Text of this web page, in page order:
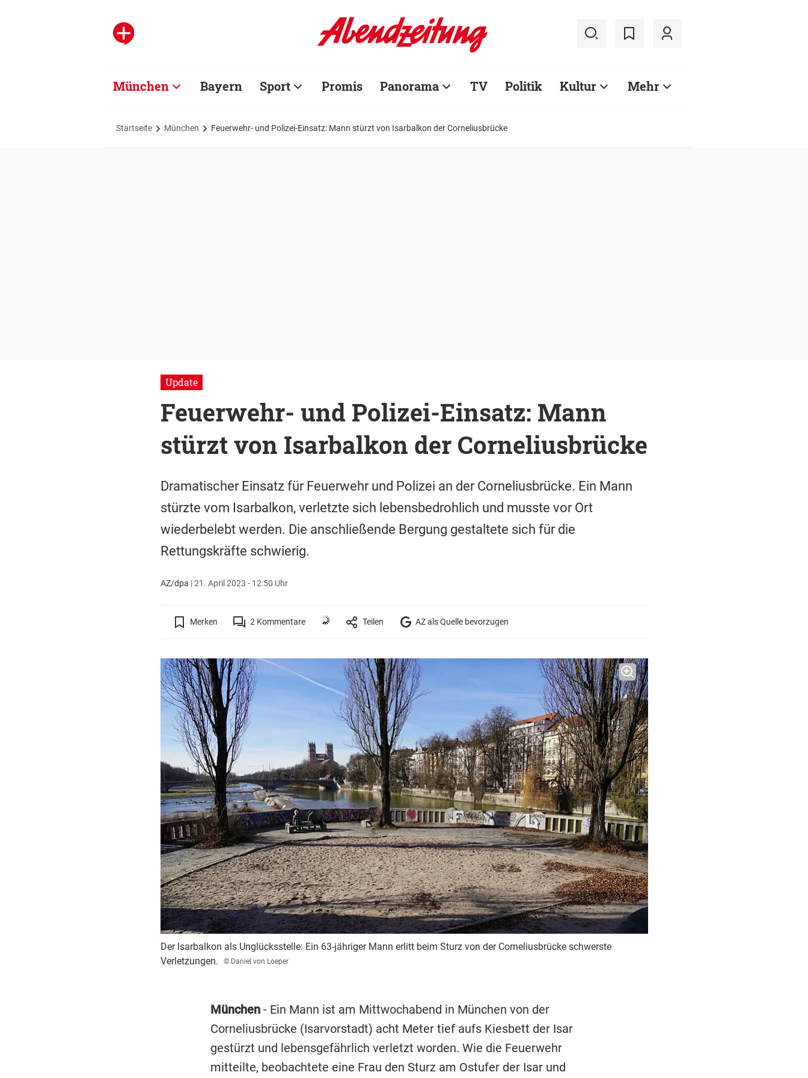
München Bayern Sport Promis Panorama TV Politik Kultur Mehr
Startseite München Feuerwehr- und Polizei-Einsatz: Mann stürzt von Isarbalkon der Corneliusbrücke
Update
Feuerwehr- und Polizei-Einsatz: Mann
stürzt von Isarbalkon der Corneliusbrücke
Dramatischer Einsatz für Feuerwehr und Polizei an der Corneliusbrücke. Ein Mann
stürzte vom Isarbalkon, verletzte sich lebensbedrohlich und musste vor Ort
wiederbelebt werden. Die anschließende Bergung gestaltete sich für die
Rettungskräfte schwierig.
AZ/dpa |21. April 2023 - 12:50 Uhr
Merken 2 Kommentare Teilen AZ als Quelle bevorzugen
Der Isarbalkon als Unglücksstelle: Ein 63-jähriger Mann erlitt beim Sturz von der Corneliusbrücke schwerste
Verletzungen.
© Daniel von Loeper
München- Ein Mann ist am Mittwochabend in München von der
Corneliusbrücke (Isarvorstadt) acht Meter tief aufs Kiesbett der Isar
gestürzt und lebensgefährlich verletzt worden. Wie die Feuerwehr
mitteilte, beobachtete eine Frau den Sturz am Ostufer der Isar und